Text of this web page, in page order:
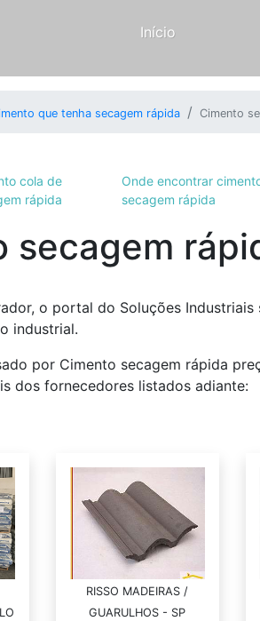
Início
que tenha secagem rápida Cimento
cola de
rápida
Onde encontrar
secagem rápida
secagem
o portal do Soluções
industrial.
por Cimento secagem rápida
dos fornecedores listados adiante:
RISSO MADEIRAS /
GUARULHOS - SP